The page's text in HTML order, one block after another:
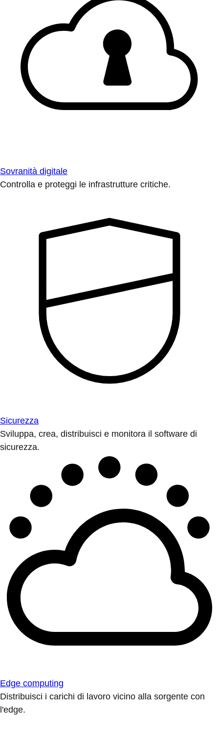
Sovranità digitale
Controlla e proteggi le infrastrutture critiche.
Sicurezza
Sviluppa, crea, distribuisci e monitora il software di
sicurezza.
Edge computing
Distribuisci i carichi di lavoro vicino alla sorgente con
l'edge.